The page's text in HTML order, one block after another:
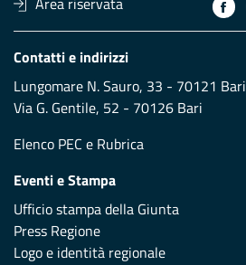
Contatti e indirizzi
Lungomare N. Sauro, 33 - 70121 Bari
Via G. Gentile, 52 - 70126 Bari
Elenco PEC e Rubrica
Eventi e Stampa
Ufficio stampa della Giunta
Press Regione
Logo e identità regionale